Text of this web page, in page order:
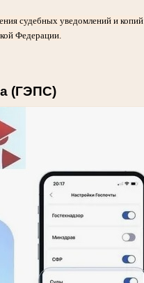
судебных уведомлений и копий
Федерации.
(ГЭПС)